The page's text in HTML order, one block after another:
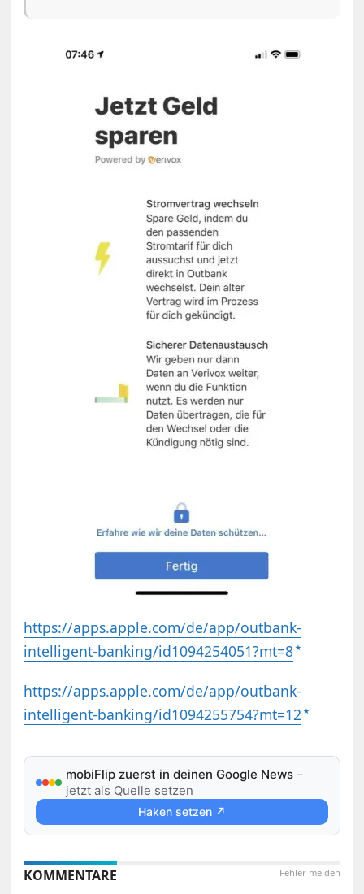
https://apps.apple.com/de/app/outbank-
intelligent-banking/id1094254051?mt=8
https://apps.apple.com/de/app/outbank-
intelligent-banking/id1094255754?mt=12
mobiFlip zuerst in deinen Google News –
jetzt als Quelle setzen
Haken setzen ↗
Fehler melden
KOMMENTARE